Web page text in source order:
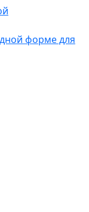
форме для